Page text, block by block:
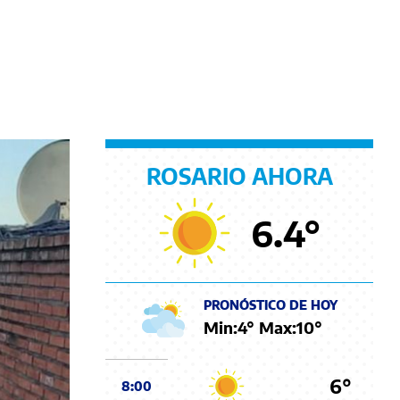
ROSARIO AHORA
6.4°
PRONÓSTICO DE HOY
Min:4° Max:10°
8:00 6°